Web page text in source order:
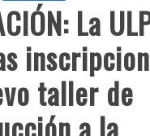
La
taller de